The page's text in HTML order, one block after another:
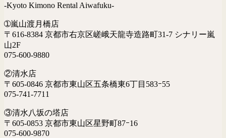
-Kyoto Kimono Rental Aiwafuku-
➀嵐山渡月橋店
〒616-8384 京都市右京区嵯峨天龍寺造路町31-7 シナリー嵐
山2F
075-600-9880
②清水店
〒605-0846 京都市東山区五条橋東6丁目583ｰ55
075-741-7711
③清水八坂の塔店
〒605-0853 京都市東山区星野町87ｰ16
075-600-9870